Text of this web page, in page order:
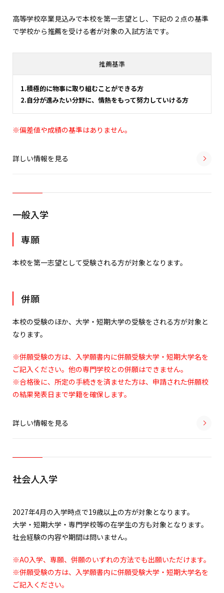
高等学校卒業見込みで本校を第一志望とし、下記の２点の基準
で学校から推薦を受ける者が対象の入試方法です。
推薦基準
1.積極的に物事に取り組むことができる方
2.自分が進みたい分野に、情熱をもって努力していける方
※偏差値や成績の基準はありません。
詳しい情報を見る
一般入学
専願
本校を第一志望として受験される方が対象となります。
併願
本校の受験のほか、大学・短期大学の受験をされる方が対象と
なります。
※併願受験の方は、入学願書内に併願受験大学・短期大学名を
ご記入ください。他の専門学校との併願はできません。
※合格後に、所定の手続きを済ませた方は、申請された併願校
の結果発表日まで学籍を確保します。
詳しい情報を見る
社会人入学
2027年4月の入学時点で19歳以上の方が対象となります。
大学・短期大学・専門学校等の在学生の方も対象となります。
社会経験の内容や期間は問いません。
※AO入学、専願、併願のいずれの方法でも出願いただけます。
※併願受験の方は、入学願書内に併願受験大学・短期大学名を
ご記入ください。